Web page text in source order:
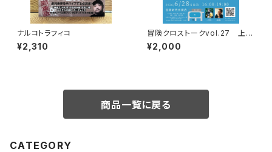
ナルコトラフィコ
¥2,310
冒険クロストークvol.27 上田
優紀「この星の物語を撮る」録画
視聴権
¥2,000
商品一覧に戻る
CATEGORY